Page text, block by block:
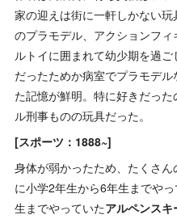
家の迎えは街に一軒しかない
のプラモデル、アクションフ
ルトイに囲まれて幼少期を過
だったためか病室でプラモデ
た記憶が鮮明。特に好きだっ
ル刑事ものの玩具だった。
[スポーツ：1888~]
身体が弱かったため、たくさ
に小学2年生から6年生までや
生までやっていたアルペンスキ